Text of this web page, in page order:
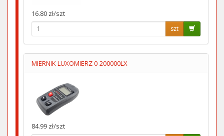
16.80 zł/szt
szt
MIERNIK LUXOMIERZ 0-200000LX
84.99 zł/szt